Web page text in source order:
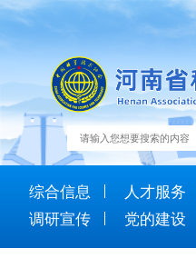
综合信息 人才服务
调研宣传
党的建设